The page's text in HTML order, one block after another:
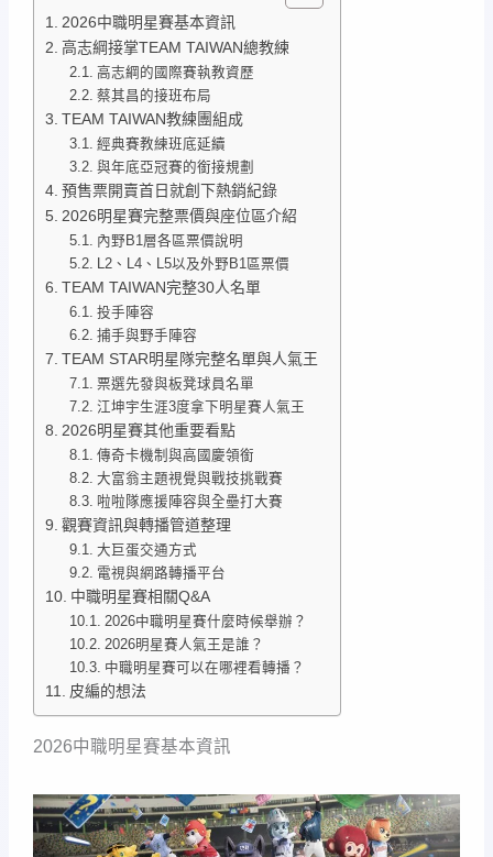
2026中職明星賽基本資訊
高志綱接掌TEAM TAIWAN總教練
高志綱的國際賽執教資歷
蔡其昌的接班布局
TEAM TAIWAN教練團組成
經典賽教練班底延續
與年底亞冠賽的銜接規劃
預售票開賣首日就創下熱銷紀錄
2026明星賽完整票價與座位區介紹
內野B1層各區票價說明
L2、L4、L5以及外野B1區票價
TEAM TAIWAN完整30人名單
投手陣容
捕手與野手陣容
TEAM STAR明星隊完整名單與人氣王
票選先發與板凳球員名單
江坤宇生涯3度拿下明星賽人氣王
2026明星賽其他重要看點
傳奇卡機制與高國慶領銜
大富翁主題視覺與戰技挑戰賽
啦啦隊應援陣容與全壘打大賽
觀賽資訊與轉播管道整理
大巨蛋交通方式
電視與網路轉播平台
中職明星賽相關Q&A
2026中職明星賽什麼時候舉辦？
2026明星賽人氣王是誰？
中職明星賽可以在哪裡看轉播？
皮編的想法
2026中職明星賽基本資訊